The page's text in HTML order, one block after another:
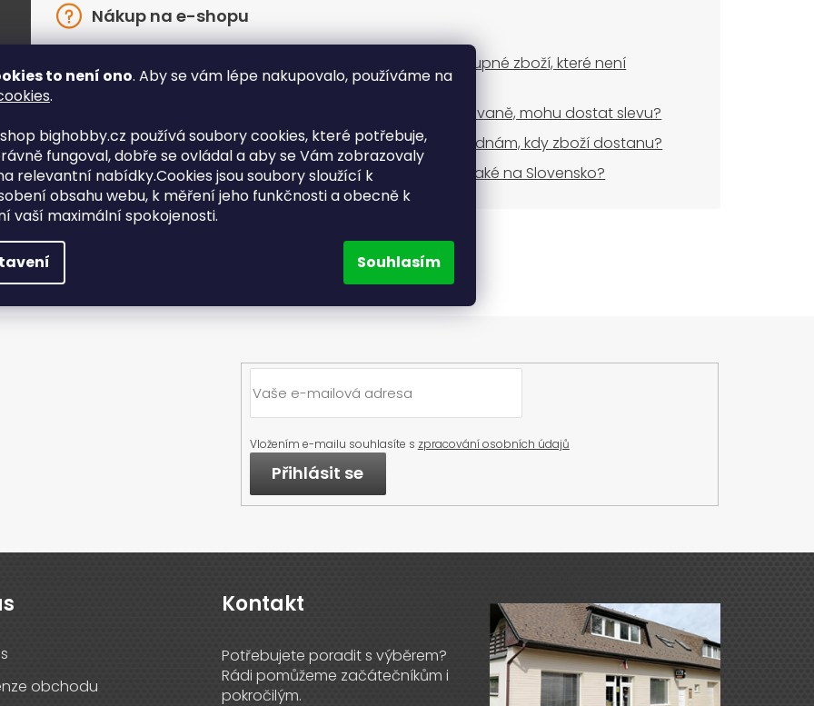
to není ono. Aby se vám lépe nakupovalo, používáme na
.
bighobby.cz používá soubory cookies, které potřebuje,
fungoval, dobře se ovládal a aby se Vám zobrazovaly
relevantní nabídky.Cookies jsou soubory sloužící k
obsahu webu, k měření jeho funkčnosti a obecně k
vaší maximální spokojenosti.
Souhlasím
Nákup na e-shopu
Jak mám postupovat při reklamaci?
Lze zboží zaslat v obálce?
Jak funguje platba kartou online?
Kdy bude dostupné zboží, které není
skladem?
Nakupuji opakovaně, mohu dostat slevu?
Když dnes objednám, kdy zboží dostanu?
Zasíláte zboží také na Slovensko?
Vložením e-mailu souhlasíte s zpracování osobních údajů
Přihlásit se
obchodu
Kontakt